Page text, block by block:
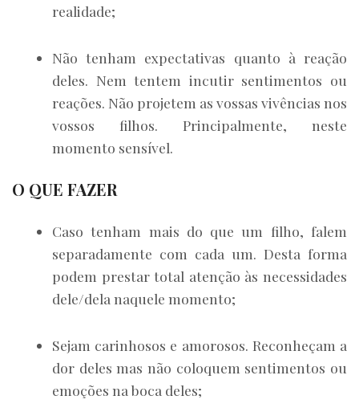
realidade;
Não tenham expectativas quanto à reação
deles. Nem tentem incutir sentimentos ou
reações. Não projetem as vossas vivências nos
vossos filhos. Principalmente, neste
momento sensível.
O QUE FAZER
Caso tenham mais do que um filho, falem
separadamente com cada um. Desta forma
podem prestar total atenção às necessidades
dele/dela naquele momento;
Sejam carinhosos e amorosos. Reconheçam a
dor deles mas não coloquem sentimentos ou
emoções na boca deles;